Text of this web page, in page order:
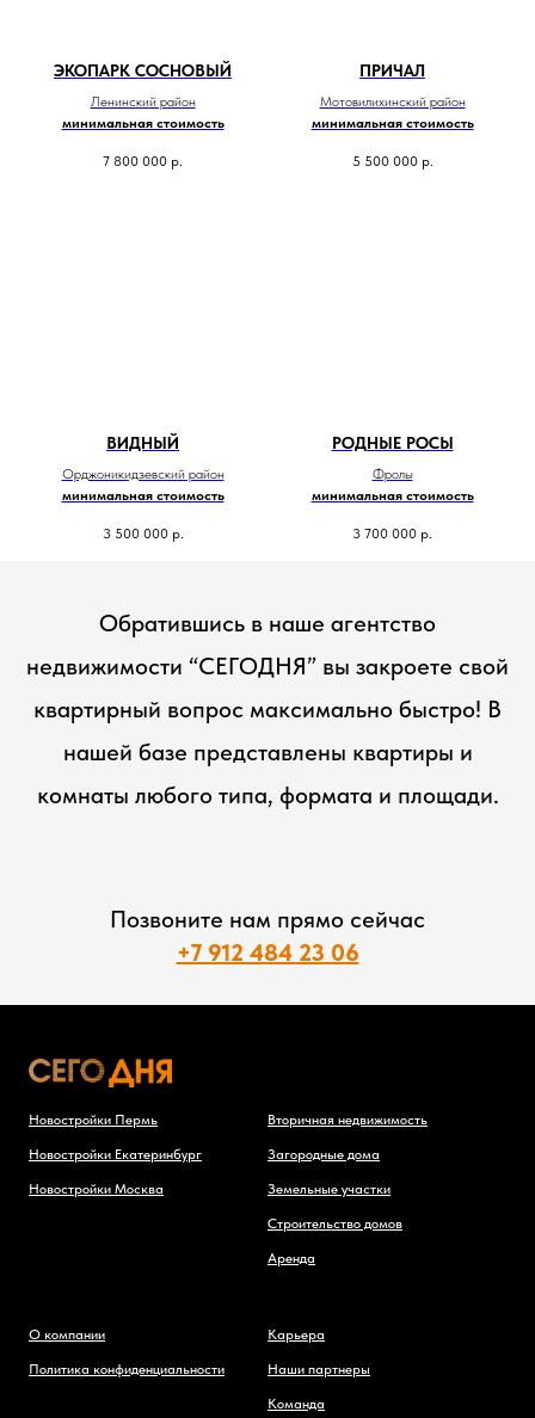
ЭКОПАРК СОСНОВЫЙ
Ленинский район
минимальная стоимость
7 800 000 р.
ПРИЧАЛ
Мотовилихинский район
минимальная стоимость
5 500 000 р.
ВИДНЫЙ
Орджоникидзевский район
минимальная стоимость
3 500 000 р.
РОДНЫЕ РОСЫ
Фролы
минимальная стоимость
3 700 000 р.
Обратившись в наше агентство
недвижимости “СЕГОДНЯ” вы закроете свой
квартирный вопрос максимально быстро! В
нашей базе представлены квартиры и
комнаты любого типа, формата и площади.
Позвоните нам прямо сейчас
+7 912 484 23 06
Новостройки Пермь
Новостройки Екатеринбург
Новостройки Москва
Вторичная недвижимость
Загородные дома
Земельные участки
Строительство домов
Аренда
О компании
Политика конфиденциальности
Карьера
Наши партнеры
Команда